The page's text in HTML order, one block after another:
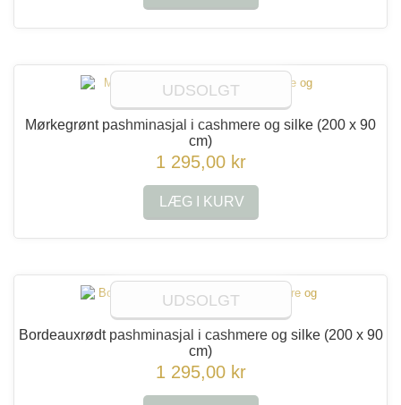
UDSOLGT
Mørkegrønt pashminasjal i cashmere og silke (200 x 90
cm)
1 295,00 kr
LÆG I KURV
UDSOLGT
Bordeauxrødt pashminasjal i cashmere og silke (200 x 90
cm)
1 295,00 kr